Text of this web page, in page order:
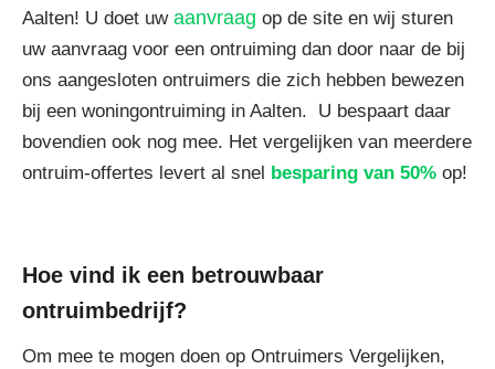
Aalten! U doet uw aanvraag op de site en wij sturen
uw aanvraag voor een ontruiming dan door naar de bij
ons aangesloten ontruimers die zich hebben bewezen
bij een woningontruiming in Aalten. U bespaart daar
bovendien ook nog mee. Het vergelijken van meerdere
ontruim-offertes levert al snel
besparing van 50% op!
Hoe vind ik een betrouwbaar
ontruimbedrijf?
Om mee te mogen doen op Ontruimers Vergelijken,